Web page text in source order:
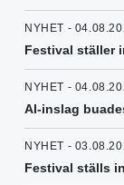
NYHET -
Festival ställer
NYHET -
AI-inslag
NYHET -
Festival ställs